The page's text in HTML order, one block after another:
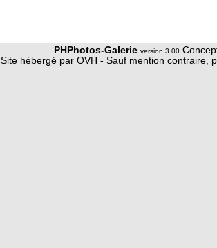
PHPhotos-Galerie version 3.00
Site hébergé par OVH - Sauf mention contraire,